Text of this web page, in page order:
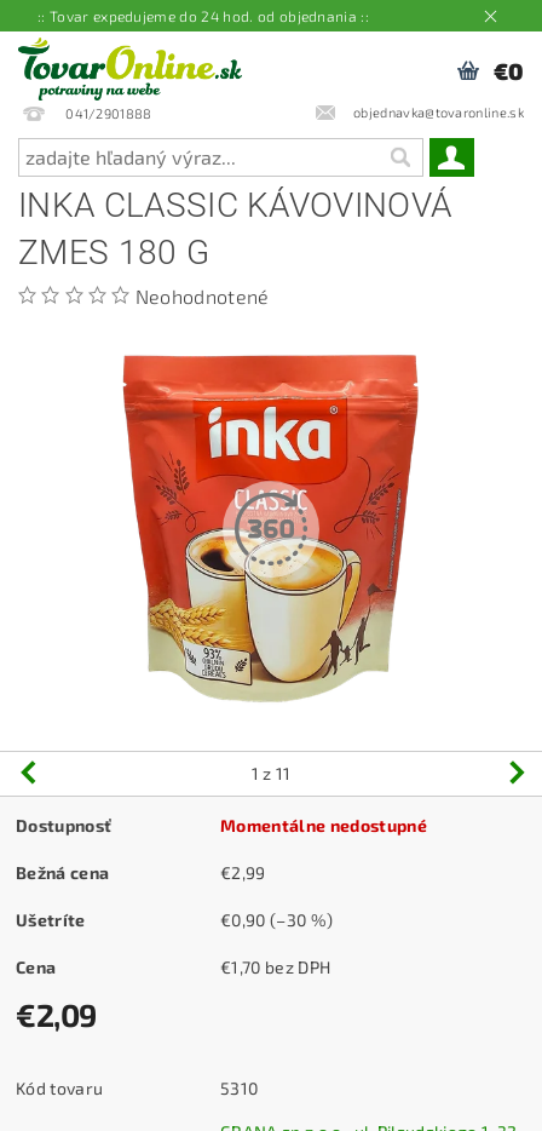
:: Tovar expedujeme do 24 hod. od objednania ::
041/2901888 objednavka@tovaronline.sk
€0
INKA CLASSIC KÁVOVINOVÁ
ZMES 180 G
Neohodnotené
1 z 11
Dostupnosť Momentálne nedostupné
Bežná cena €2,99
Ušetríte €0,90(–30 %)
Cena €1,70 bez DPH
€2,09
Kód tovaru 5310